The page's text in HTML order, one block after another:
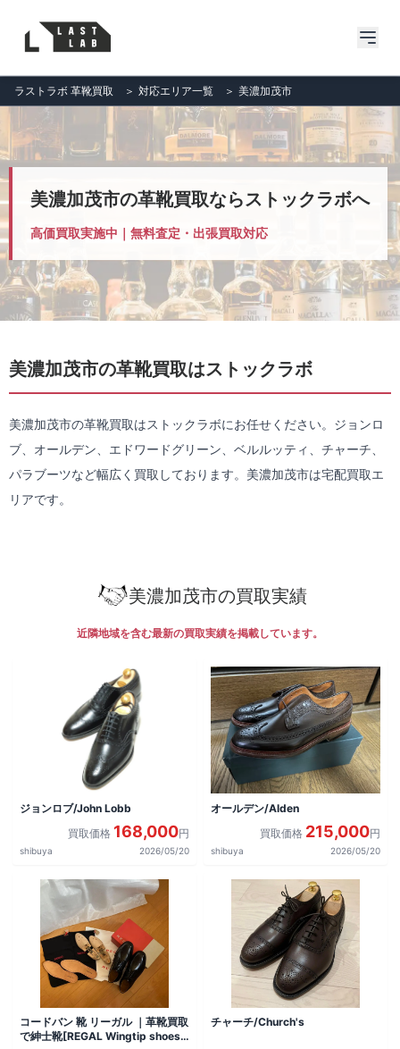
ラストラボ 革靴買取 ＞ 対応エリア一覧 ＞ 美濃加茂市
美濃加茂市の革靴買取ならストックラボへ
高価買取実施中｜無料査定・出張買取対応
美濃加茂市の革靴買取はストックラボ
美濃加茂市の革靴買取はストックラボにお任せください。ジョンロ
ブ、オールデン、エドワードグリーン、ベルルッティ、チャーチ、
パラブーツなど幅広く買取しております。美濃加茂市は宅配買取エ
リアです。
美濃加茂市の買取実績
近隣地域を含む最新の買取実績を掲載しています。
ジョンロブ/John Lobb
買取価格 168,000円
shibuya 2026/05/20
オールデン/Alden
買取価格 215,000円
shibuya 2026/05/20
コードバン 靴 リーガル ｜革靴買取
で紳士靴[REGAL Wingtip shoes]
チャーチ/Church's